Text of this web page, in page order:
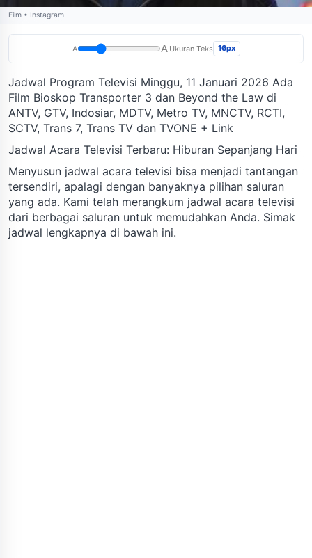
Film • Instagram
A A Ukuran Teks 16px
Jadwal Program Televisi Minggu, 11 Januari 2026 Ada
Film Bioskop Transporter 3 dan Beyond the Law di
ANTV, GTV, Indosiar, MDTV, Metro TV, MNCTV, RCTI,
SCTV, Trans 7, Trans TV dan TVONE + Link
Jadwal Acara Televisi Terbaru: Hiburan Sepanjang Hari
Menyusun jadwal acara televisi bisa menjadi tantangan
tersendiri, apalagi dengan banyaknya pilihan saluran
yang ada. Kami telah merangkum jadwal acara televisi
dari berbagai saluran untuk memudahkan Anda. Simak
jadwal lengkapnya di bawah ini.